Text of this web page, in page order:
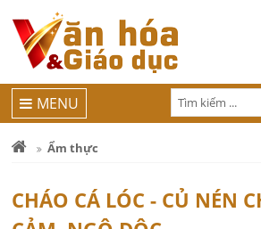
MENU
Ẩm thực
CHÁO CÁ LÓC - CỦ NÉN